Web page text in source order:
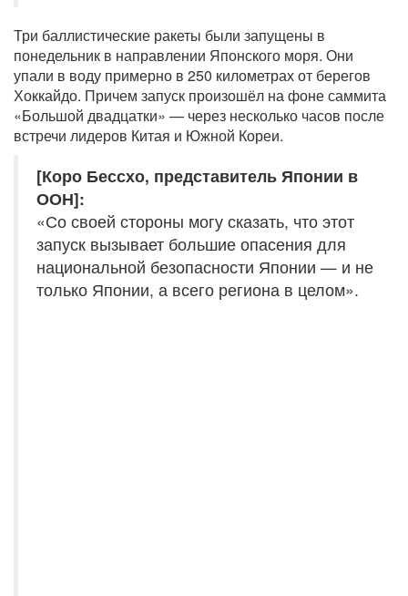
Три баллистические ракеты были запущены в
понедельник в направлении Японского моря. Они
упали в воду примерно в 250 километрах от берегов
Хоккайдо. Причем запуск произошёл на фоне саммита
«Большой двадцатки» — через несколько часов после
встречи лидеров Китая и Южной Кореи.
[Коро Бессхо, представитель Японии в
ООН]:
«Со своей стороны могу сказать, что этот
запуск вызывает большие опасения для
национальной безопасности Японии — и не
только Японии, а всего региона в целом».